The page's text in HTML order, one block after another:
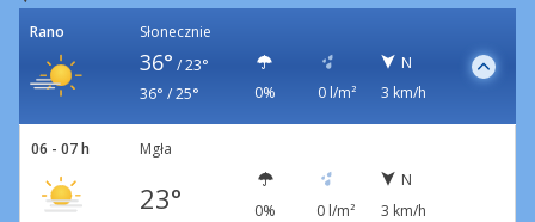
Rano Słonecznie
36° / 23°
36° / 25°
0% 0 l/m²
N
3 km/h
06 - 07 h Mgła
23° 0% 0 l/m²
N
3 km/h